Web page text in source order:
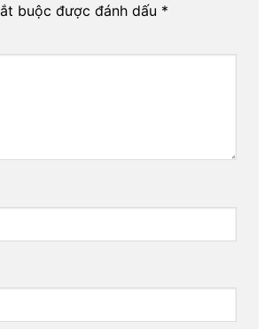
buộc được đánh dấu *